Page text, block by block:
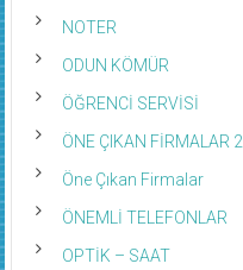
NOTER
ODUN KÖMÜR
ÖĞRENCİ SERVİSİ
ÖNE ÇIKAN FİRMALAR 2
Öne Çıkan Firmalar
ÖNEMLİ TELEFONLAR
OPTİK – SAAT